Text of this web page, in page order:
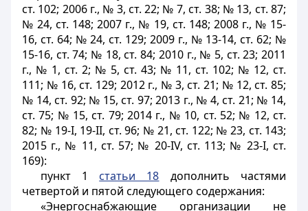
ст. 102; 2006 г., № 3, ст. 22; № 7, ст. 38; № 13, ст. 87;
№ 24, ст. 148; 2007 г., № 19, ст. 148; 2008 г., № 15-
16, ст. 64; № 24, ст. 129; 2009 г., № 13-14, ст. 62; №
15-16, ст. 74; № 18, ст. 84; 2010 г., № 5, ст. 23; 2011
г., № 1, ст. 2; № 5, ст. 43; № 11, ст. 102; № 12, ст.
111; № 16, ст. 129; 2012 г., № 3, ст. 21; № 12, ст. 85;
№ 14, ст. 92; № 15, ст. 97; 2013 г., № 4, ст. 21; № 14,
ст. 75; № 15, ст. 79; 2014 г., № 10, ст. 52; № 12, ст.
82; № 19-I, 19-II, ст. 96; № 21, ст. 122; № 23, ст. 143;
2015 г., № 11, ст. 57; № 20-IV, ст. 113; № 23-I, ст.
169):
пункт 1 статьи 18 дополнить частями
четвертой и пятой следующего содержания:
«Энергоснабжающие организации не